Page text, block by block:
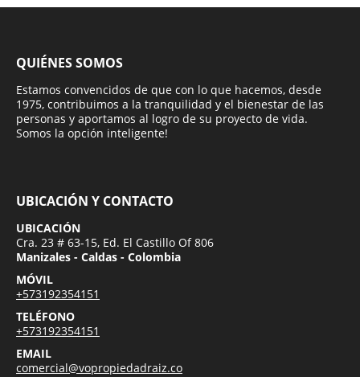
QUIÉNES SOMOS
Estamos convencidos de que con lo que hacemos, desde
1975, contribuimos a la tranquilidad y el bienestar de las
personas y aportamos al logro de su proyecto de vida.
Somos la opción inteligente!
UBICACIÓN Y CONTACTO
UBICACIÓN
Cra. 23 # 63-15, Ed. El Castillo Of 806
Manizales - Caldas - Colombia
MÓVIL
+573192354151
TELÉFONO
+573192354151
EMAIL
comercial@vopropiedadraiz.co